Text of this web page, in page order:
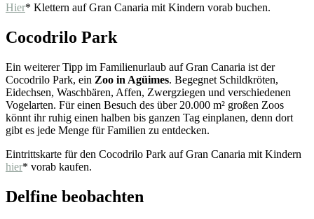
Hier* Klettern auf Gran Canaria mit Kindern vorab buchen.
Cocodrilo Park
Ein weiterer Tipp im Familienurlaub auf Gran Canaria ist der
Cocodrilo Park, ein Zoo in Agüimes. Begegnet Schildkröten,
Eidechsen, Waschbären, Affen, Zwergziegen und verschiedenen
Vogelarten. Für einen Besuch des über 20.000 m² großen Zoos
könnt ihr ruhig einen halben bis ganzen Tag einplanen, denn dort
gibt es jede Menge für Familien zu entdecken.
Eintrittskarte für den Cocodrilo Park auf Gran Canaria mit Kindern
hier* vorab kaufen.
Delfine beobachten